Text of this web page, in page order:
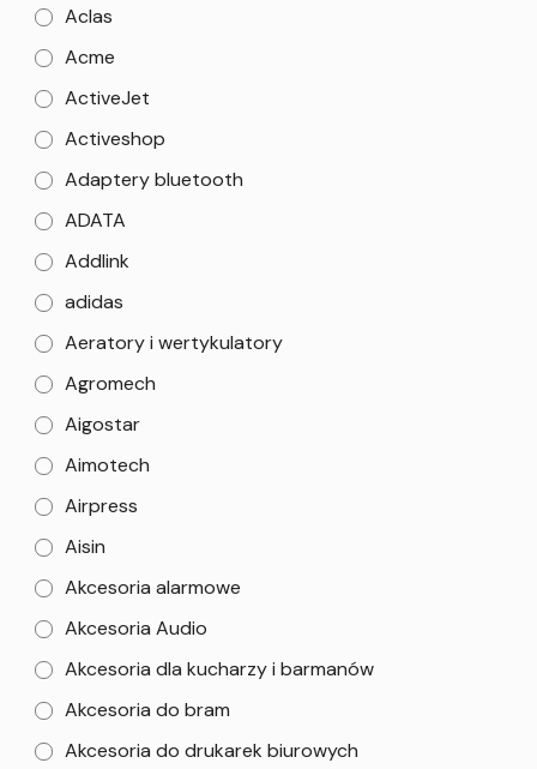
Aclas
Acme
ActiveJet
Activeshop
Adaptery bluetooth
ADATA
Addlink
adidas
Aeratory i wertykulatory
Agromech
Aigostar
Aimotech
Airpress
Aisin
Akcesoria alarmowe
Akcesoria Audio
Akcesoria dla kucharzy i barmanów
Akcesoria do bram
Akcesoria do drukarek biurowych